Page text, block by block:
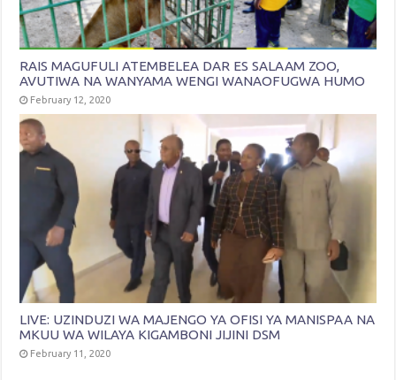
RAIS MAGUFULI ATEMBELEA DAR ES SALAAM ZOO,
AVUTIWA NA WANYAMA WENGI WANAOFUGWA HUMO
February 12, 2020
LIVE: UZINDUZI WA MAJENGO YA OFISI YA MANISPAA NA
MKUU WA WILAYA KIGAMBONI JIJINI DSM
February 11, 2020